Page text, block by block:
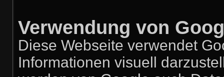
Verwendung von
Diese Webseite verwendet
Informationen visuell